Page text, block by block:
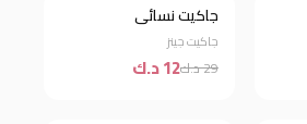
خصم 59%
جاكيت نسائي
جاكيت جينز
29 د.ك 12 د.ك